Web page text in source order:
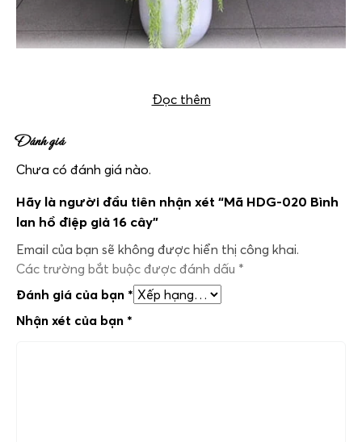
Đọc thêm
Đánh giá
Chưa có đánh giá nào.
Hãy là người đầu tiên nhận xét “Mã HDG-020 Bình
lan hồ điệp giả 16 cây”
Email của bạn sẽ không được hiển thị công khai.
Các trường bắt buộc được đánh dấu *
Đánh giá của bạn *
Nhận xét của bạn *